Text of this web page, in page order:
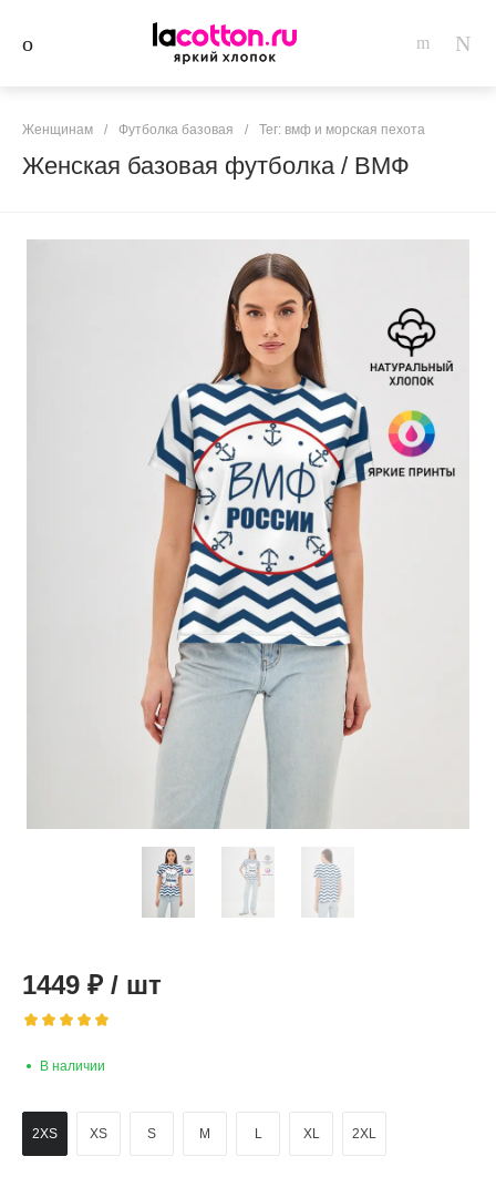
Женщинам / Футболка базовая / Тег: вмф и морская пехота
Женская базовая футболка / ВМФ
1449 ₽ / шт
В наличии
2XS XS S M L XL 2XL